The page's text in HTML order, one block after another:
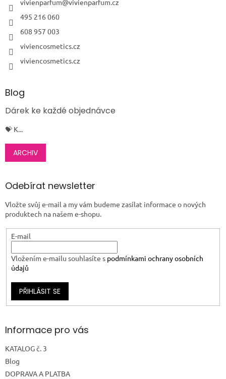
vivienparfum@vivienparfum.cz
495 216 060
608 957 003
viviencosmetics.cz
viviencosmetics.cz
Blog
Dárek ke každé objednávce
💝 K...
ARCHIV
Odebírat newsletter
Vložte svůj e-mail a my vám budeme zasílat informace o nových
produktech na našem e-shopu.
E-mail
Vložením e-mailu souhlasíte s podmínkami ochrany osobních
údajů
PŘIHLÁSIT SE
Informace pro vás
KATALOG č. 3
Blog
DOPRAVA A PLATBA